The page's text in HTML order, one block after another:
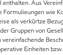
enthalten. Aus
wie
als verkürtze
Gruppen von
Einheiten